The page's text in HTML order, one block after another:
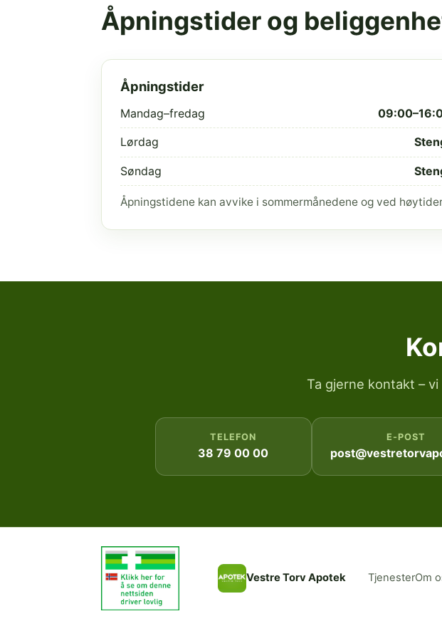
Åpningstider og
Åpningstider
Mandag–fredag
Lørdag
Søndag
Åpningstidene kan avvike i sommermånedene og ved
Ta gjerne kontakt –
TELEFON
38 79 00 00
E-POST
Vestre Torv Apotek TjenesterOm